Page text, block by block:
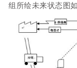
组所绘未来状态图